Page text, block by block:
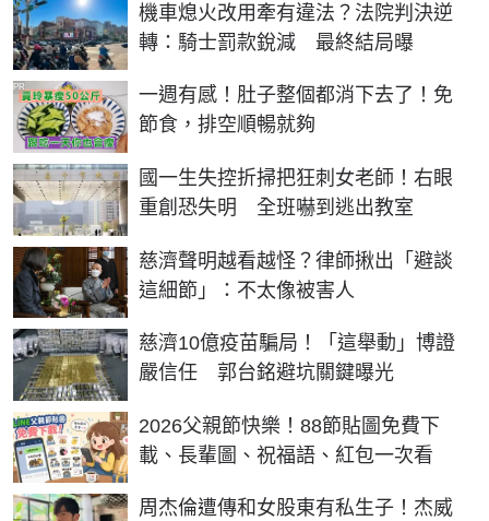
機車熄火改用牽有違法？法院判決逆
轉：騎士罰款銳減 最終結局曝
一週有感！肚子整個都消下去了！免
節食，排空順暢就夠
PR
國一生失控折掃把狂刺女老師！右眼
重創恐失明 全班嚇到逃出教室
慈濟聲明越看越怪？律師揪出「避談
這細節」：不太像被害人
慈濟10億疫苗騙局！「這舉動」博證
嚴信任 郭台銘避坑關鍵曝光
2026父親節快樂！88節貼圖免費下
載、長輩圖、祝福語、紅包一次看
周杰倫遭傳和女股東有私生子！杰威